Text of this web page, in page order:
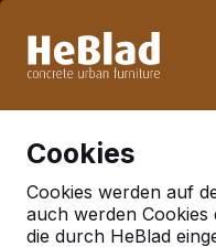
Woche 33 nicht. Bitte
Cookies
Cookies werden auf
auch werden
die durch HeBlad
Deutschland